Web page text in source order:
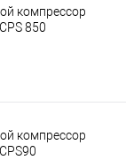
компрессор
850
компрессор